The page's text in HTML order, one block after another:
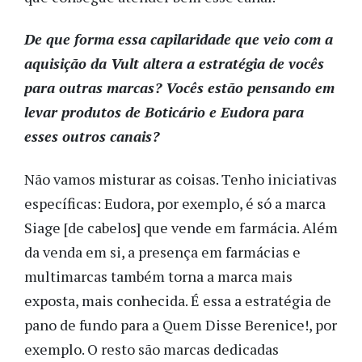
De que forma essa capilaridade que veio com a
aquisição da Vult altera a estratégia de vocês
para outras marcas? Vocês estão pensando em
levar produtos de Boticário e Eudora para
esses outros canais?
Não vamos misturar as coisas. Tenho iniciativas
específicas: Eudora, por exemplo, é só a marca
Siage [de cabelos] que vende em farmácia. Além
da venda em si, a presença em farmácias e
multimarcas também torna a marca mais
exposta, mais conhecida. É essa a estratégia de
pano de fundo para a Quem Disse Berenice!, por
exemplo. O resto são marcas dedicadas